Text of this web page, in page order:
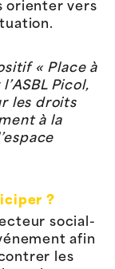
orienter vers
« Place à
Picol,
les droits
à la
?
social-
afin
les